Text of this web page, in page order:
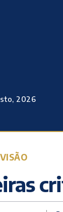
2026